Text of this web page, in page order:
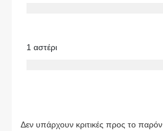
1 αστέρι
Δεν υπάρχουν κριτικές προς το παρόν